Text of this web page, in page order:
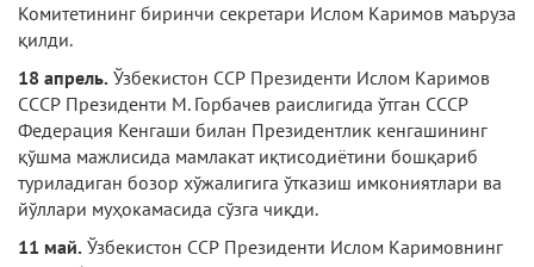
Комитетининг биринчи секретари Ислом Каримов маъруза
қилди.
18 апрель. Ўзбекистон ССР Президенти Ислом Каримов
СССР Президенти М. Гор­бачев раислигида ўтган СССР
Федерация Кенгаши билан Президентлик кенгашининг
қўшма мажлисида мамлакат иқтисодиётини бошқариб
туриладиган бозор хўжалигига ўтказиш имкониятлари ва
йўллари муҳокамасида сўзга чиқди.
11 май. Ўзбекистон ССР Президенти Ислом Каримовнинг